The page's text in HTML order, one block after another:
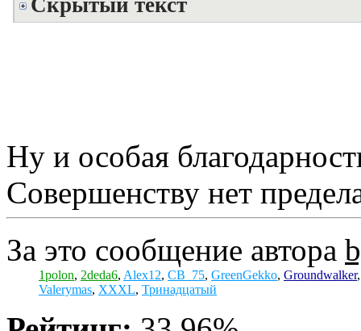
Ну и особая
Совершенству нет
За это сообщение автора
1polon, 2deda6, Alex12, СВ_75, GreenGekko, Groundwalker
Valerymas, XXXL, Тринадцатый